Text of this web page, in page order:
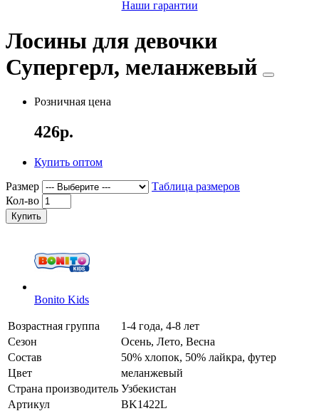
Наши гарантии
Лосины для девочки
Супергерл, меланжевый
Розничная цена
426р.
Купить оптом
Размер
Таблица размеров
Кол-во
Купить
Bonito Kids
Возрастная группа
1-4 года, 4-8 лет
Сезон
Осень, Лето, Весна
Состав
50% хлопок, 50% лайкра, футер
Цвет
меланжевый
Страна производитель Узбекистан
Артикул
BK1422L